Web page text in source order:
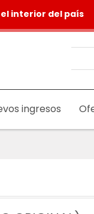
el interior del país
ingresos